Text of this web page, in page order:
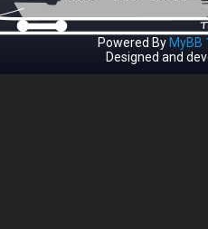
Powered By MyBB
Designed and